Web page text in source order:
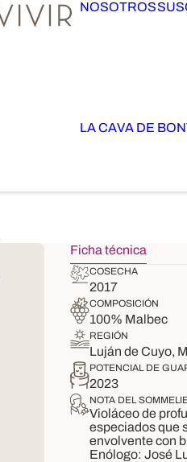
NOSOTROS
LA CAVA DE
Ficha técnica
COSECHA
2017
COMPOSICIÓN
100% Malbec
REGIÓN
Luján de Cuyo,
POTENCIAL DE
2023
NOTA DEL
Violáceo de
especiados que
envolvente con
Enólogo: José